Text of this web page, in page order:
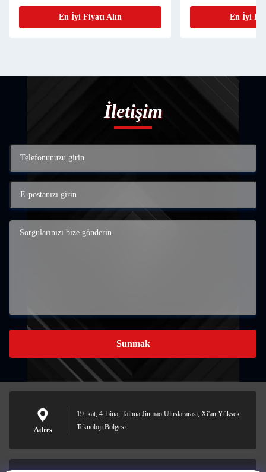
En İyi Fiyatı Alın En İyi
İletişim
Sunmak
Adres
19. kat, 4. bina, Taihua Jinmao Uluslararası, Xi'an Yüksek
Teknoloji Bölgesi.